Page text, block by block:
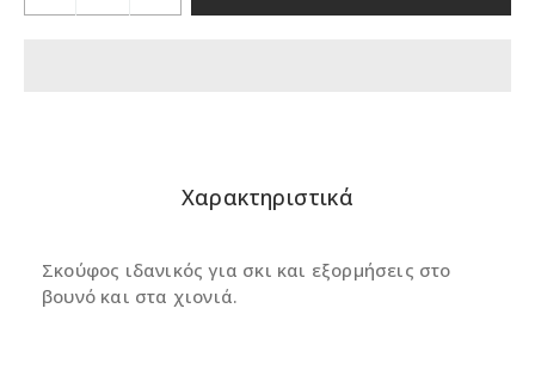
Χαρακτηριστικά
Σκούφος ιδανικός για σκι και εξορμήσεις στο
βουνό και στα χιονιά.